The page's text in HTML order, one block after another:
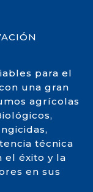
para el
una gran
agrícolas
técnica
el éxito y la
en sus